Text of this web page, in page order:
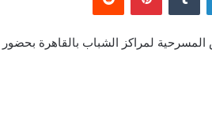
لمراكز الشباب بالقاهرة بحضور